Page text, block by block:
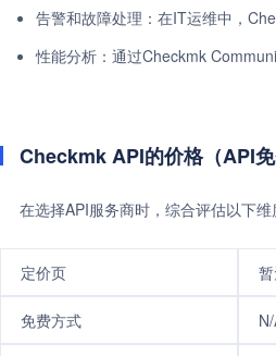
告警和故障处理：在IT运维中，
性能分析：通过Checkmk
Checkmk API的价格（API免
在选择API服务商时，综合评估以下
定价页
免费方式